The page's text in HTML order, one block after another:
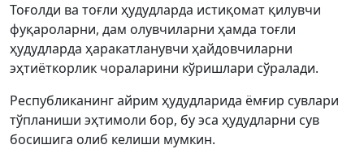
Тоғолди ва тоғли ҳудудларда истиқомат қилувчи
фуқароларни, дам олувчиларни ҳамда тоғли
ҳудудларда ҳаракатланувчи ҳайдовчиларни
эҳтиёткорлик чораларини кўришлари сўралади.
Республиканинг айрим ҳудудларида ёмғир сувлари
тўпланиши эҳтимоли бор, бу эса ҳудудларни сув
босишига олиб келиши мумкин.